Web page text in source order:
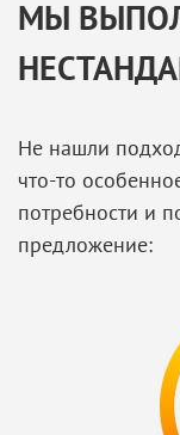
МЫ
Не нашли
что-то
потребности и
предложение: